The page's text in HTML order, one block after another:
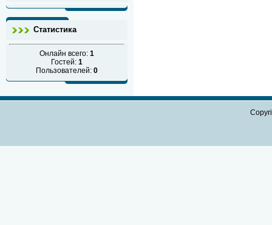
Статистика
Онлайн всего: 1
Гостей: 1
Пользователей: 0